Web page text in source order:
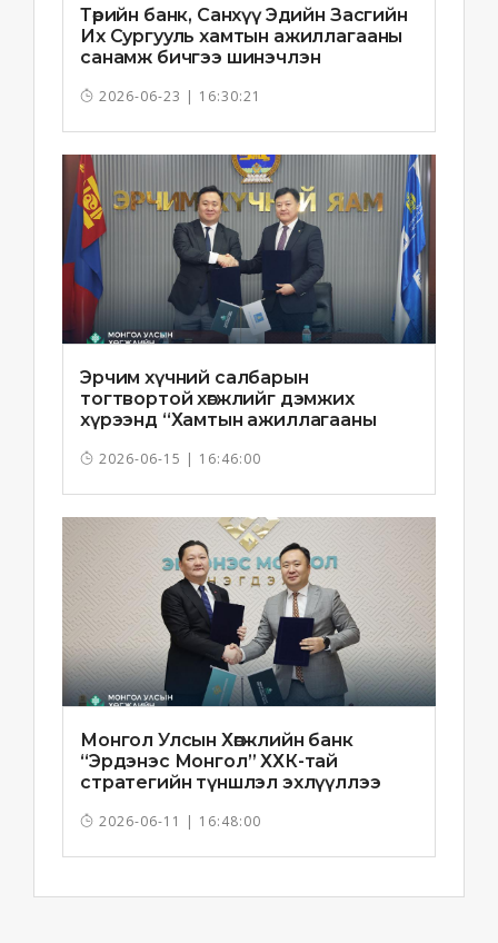
Төрийн банк, Санхүү Эдийн Засгийн
Их Сургууль хамтын ажиллагааны
санамж бичгээ шинэчлэн
2026-06-23 | 16:30:21
Эрчим хүчний салбарын
тогтвортой хөгжлийг дэмжих
хүрээнд “Хамтын ажиллагааны
2026-06-15 | 16:46:00
Монгол Улсын Хөгжлийн банк
“Эрдэнэс Монгол” ХХК-тай
стратегийн түншлэл эхлүүллээ
2026-06-11 | 16:48:00